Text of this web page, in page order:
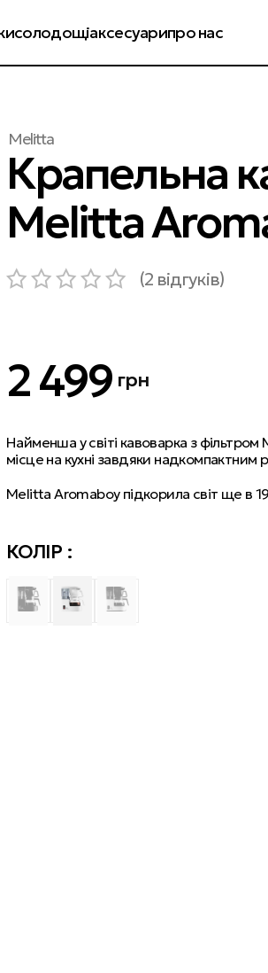
солодощіаксесуарипро нас
і доставкаобмін і повернення
Melitta
Крапельна
Melitta
(2 відгуків)
2 499 грн
Найменша у світі кавоварка з
місце на кухні завдяки надкомпактним
Melitta Aromaboy підкорила світ ще в
КОЛІР